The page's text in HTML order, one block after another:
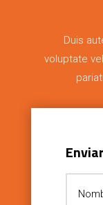
Duis
voluptate